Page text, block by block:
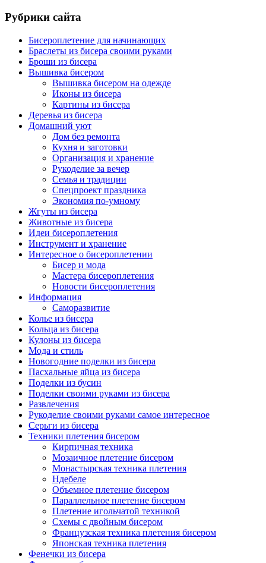
Рубрики сайта
Бисероплетение для начинающих
Браслеты из бисера своими руками
Броши из бисера
Вышивка бисером
Вышивка бисером на одежде
Иконы из бисера
Картины из бисера
Деревья из бисера
Домашний уют
Дом без ремонта
Кухня и заготовки
Организация и хранение
Рукоделие за вечер
Семья и традиции
Спецпроект праздника
Экономия по-умному
Жгуты из бисера
Животные из бисера
Идеи бисероплетения
Инструмент и хранение
Интересное о бисероплетении
Бисер и мода
Мастера бисероплетения
Новости бисероплетения
Информация
Саморазвитие
Колье из бисера
Кольца из бисера
Кулоны из бисера
Мода и стиль
Новогодние поделки из бисера
Пасхальные яйца из бисера
Поделки из бусин
Поделки своими руками из бисера
Развлечения
Рукоделие своими руками самое интересное
Серьги из бисера
Техники плетения бисером
Кирпичная техника
Мозаичное плетение бисером
Монастырская техника плетения
Ндебеле
Объемное плетение бисером
Параллельное плетение бисером
Плетение игольчатой техникой
Схемы с двойным бисером
Французская техника плетения бисером
Японская техника плетения
Фенечки из бисера